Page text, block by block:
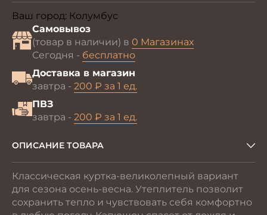
Ваш город: Колумбус
Самовывоз
(товар в наличии) в 0 Магазинах
Сегодня - бесплатно
Доставка в магазин
завтра - 200 ₽ за 1 ед.
ПВЗ
завтра - 200 ₽ за 1 ед.
ОПИСАНИЕ ТОВАРА
Классическая куртка-великолепный вариант
для сезона осень-весна. Утеплитель позволит
сохранить тепло и чувствовать себя комфортно